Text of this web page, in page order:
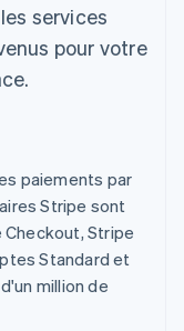
services
pour votre
paiements par
Stripe sont
Stripe
Standard et
million de